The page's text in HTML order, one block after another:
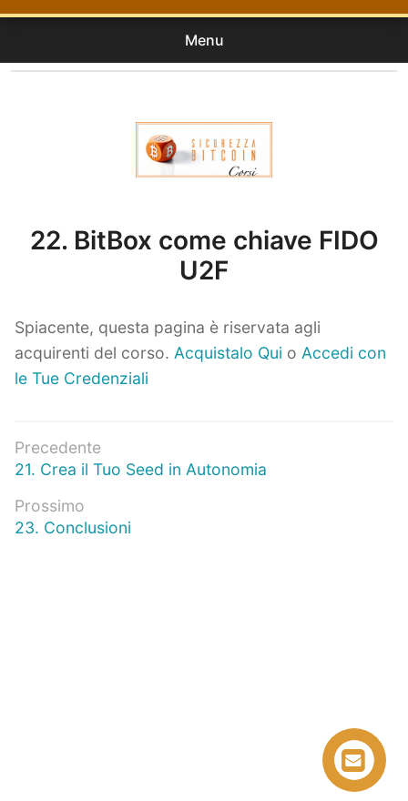
Menu
22. BitBox come chiave FIDO
U2F
Spiacente, questa pagina è riservata agli
acquirenti del corso. Acquistalo Qui o Accedi con
le Tue Credenziali
Navigazione
articoli
Precedente
Articolo
21. Crea il Tuo Seed in Autonomia
Prossimo
Prossimo
23. Conclusioni